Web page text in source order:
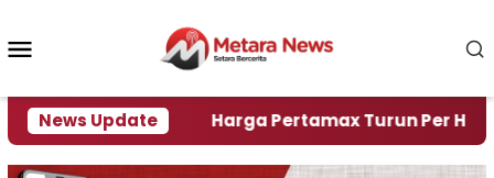
konten
News Update
Krisi Air Harga Pertamax Turun Per Hari Ini,